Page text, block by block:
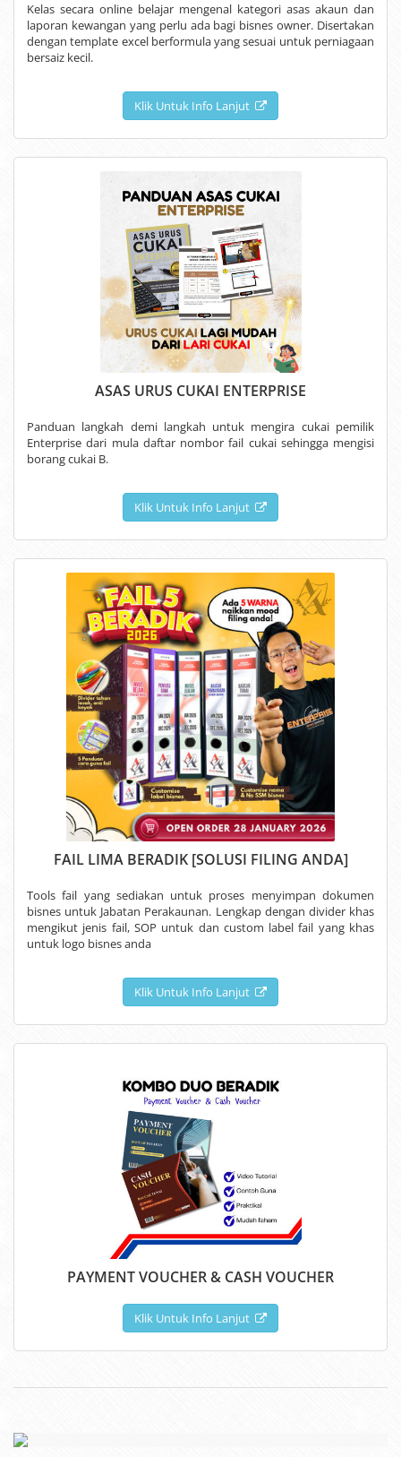
Kelas secara online belajar mengenal kategori asas akaun dan
laporan kewangan yang perlu ada bagi bisnes owner. Disertakan
dengan template excel berformula yang sesuai untuk perniagaan
bersaiz kecil.
Klik Untuk Info Lanjut
ASAS URUS CUKAI ENTERPRISE
Panduan langkah demi langkah untuk mengira cukai pemilik
Enterprise dari mula daftar nombor fail cukai sehingga mengisi
borang cukai B.
Klik Untuk Info Lanjut
FAIL LIMA BERADIK [SOLUSI FILING ANDA]
Tools fail yang sediakan untuk proses menyimpan dokumen
bisnes untuk Jabatan Perakaunan. Lengkap dengan divider khas
mengikut jenis fail, SOP untuk dan custom label fail yang khas
untuk logo bisnes anda
Klik Untuk Info Lanjut
PAYMENT VOUCHER & CASH VOUCHER
Klik Untuk Info Lanjut